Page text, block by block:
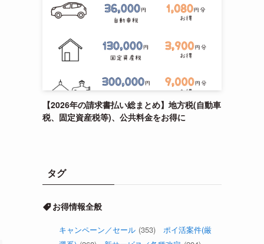
【2026年の請求書払い総まとめ】地方税(自動車
税、固定資産税等)、公共料金をお得に
タグ
お得情報全般
キャンペーン／セール (353)
ポイ活案件(厳